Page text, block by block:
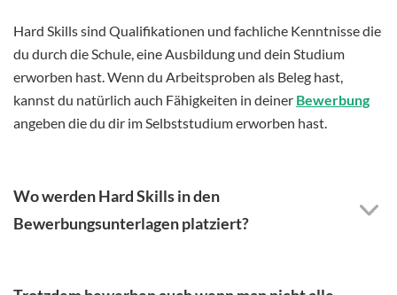
Hard Skills sind Qualifikationen und fachliche Kenntnisse die
du durch die Schule, eine Ausbildung und dein Studium
erworben hast. Wenn du Arbeitsproben als Beleg hast,
kannst du natürlich auch Fähigkeiten in deiner Bewerbung
angeben die du dir im Selbststudium erworben hast.
Wo werden Hard Skills in den
Bewerbungsunterlagen platziert?